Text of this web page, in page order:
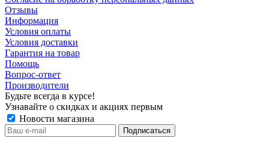
Отзывы
Информация
Условия оплаты
Условия доставки
Гарантия на товар
Помощь
Вопрос-ответ
Производители
Будьте всегда в курсе!
Узнавайте о скидках и акциях первым
Новости магазина